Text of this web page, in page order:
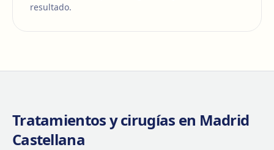
resultado.
Tratamientos y cirugías en Madrid
Castellana